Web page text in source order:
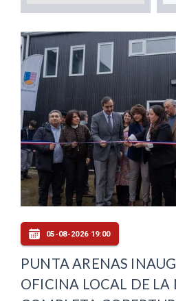
05-08-2026 19:00
PUNTA ARENAS
OFICINA LOCAL DE LA